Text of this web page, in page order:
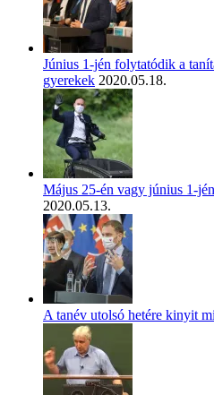
Június 1-jén folytatódik a
gyerekek 2020.05.18.
Május 25-én vagy június 1-
2020.05.13.
A tanév utolsó hetére kinyit